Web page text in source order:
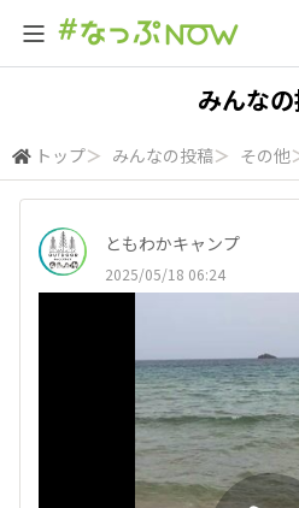
みんな
トップ＞ みんなの投稿＞ その他
ともわかキャンプ
2025/05/18 06:24